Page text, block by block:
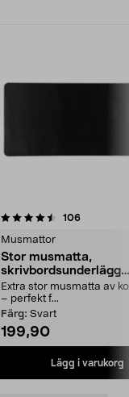
106
Musmattor
Stor musmatta,
skrivbordsunderlägg
konstläder 90 x 40
Extra stor musmatta av
– perfekt f...
Färg: Svart
199,90
Lägg i varukorg
4.5av 5 stjärnor